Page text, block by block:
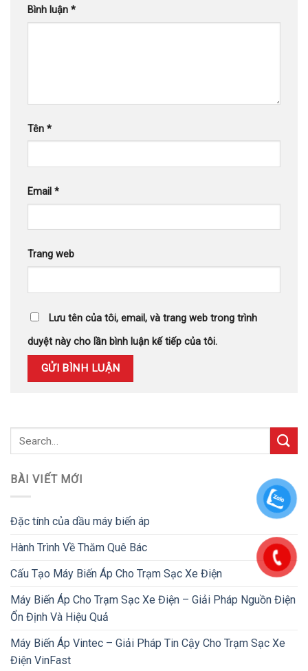
Bình luận *
Tên *
Email *
Trang web
Lưu tên của tôi, email, và trang web trong trình
duyệt này cho lần bình luận kế tiếp của tôi.
BÀI VIẾT MỚI
Đặc tính của dầu máy biến áp
Hành Trình Về Thăm Quê Bác
Cấu Tạo Máy Biến Áp Cho Trạm Sạc Xe Điện
Máy Biến Áp Cho Trạm Sạc Xe Điện – Giải Pháp Nguồn Điện
Ổn Định Và Hiệu Quả
Máy Biến Áp Vintec – Giải Pháp Tin Cậy Cho Trạm Sạc Xe
Điện VinFast